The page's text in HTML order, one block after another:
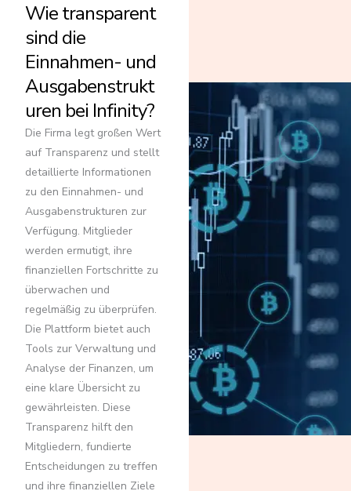
Wie transparent
sind die
Einnahmen- und
Ausgabenstrukt
uren bei Infinity?
Die Firma legt großen Wert
auf Transparenz und stellt
detaillierte Informationen
zu den Einnahmen- und
Ausgabenstrukturen zur
Verfügung. Mitglieder
werden ermutigt, ihre
finanziellen Fortschritte zu
überwachen und
regelmäßig zu überprüfen.
Die Plattform bietet auch
Tools zur Verwaltung und
Analyse der Finanzen, um
eine klare Übersicht zu
gewährleisten. Diese
Transparenz hilft den
Mitgliedern, fundierte
Entscheidungen zu treffen
und ihre finanziellen Ziele